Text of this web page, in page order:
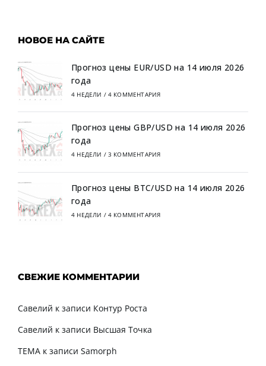
НОВОЕ НА САЙТЕ
Прогноз цены EUR/USD на 14 июля 2026
года
4 НЕДЕЛИ / 4 КОММЕНТАРИЯ
Прогноз цены GBP/USD на 14 июля 2026
года
4 НЕДЕЛИ / 3 КОММЕНТАРИЯ
Прогноз цены BTC/USD на 14 июля 2026
года
4 НЕДЕЛИ / 4 КОММЕНТАРИЯ
СВЕЖИЕ КОММЕНТАРИИ
Савелий к записи Контур Роста
Савелий к записи Высшая Точка
TEMA к записи Samorph